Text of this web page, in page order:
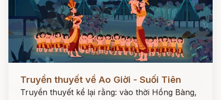
Đọc ngay
Truyền thuyết về Ao Giời - Suối Tiên
Truyền thuyết kể lại rằng: vào thời Hồng Bàng,